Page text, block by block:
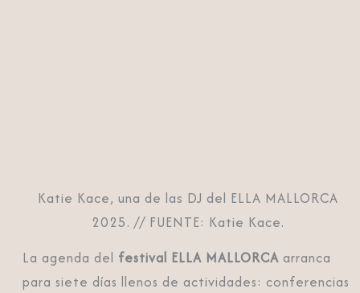
Katie Kace, una de las DJ del ELLA MALLORCA
2025. // FUENTE: Katie Kace.
La agenda del festival ELLA MALLORCA arranca
para siete días llenos de actividades: conferencias